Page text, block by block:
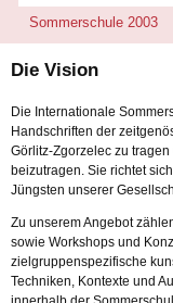
Sommerschule 2003
Die Vision
Die Internationale
Handschriften der
Görlitz-Zgorzelec zu
beizutragen. Sie richtet
Jüngsten unserer
Zu unserem Angebot
sowie Workshops und
zielgruppenspezifische
Techniken, Kontexte und